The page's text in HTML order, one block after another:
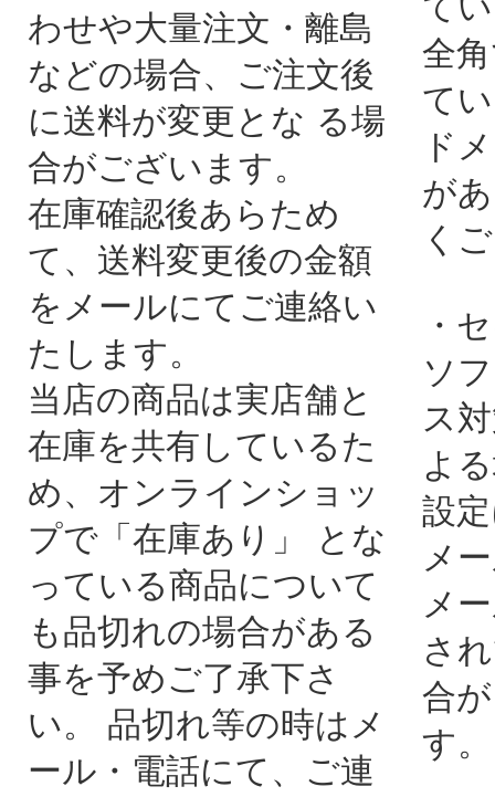
わせや大量注文・離島
などの場合、ご注文後
に送料が変更とな る場
合がございます。
在庫確認後あらため
て、送料変更後の金額
をメールにてご連絡い
たします。
当店の商品は実店舗と
在庫を共有しているた
め、オンラインショッ
プで「在庫あり」 とな
っている商品について
も品切れの場合がある
事を予めご了承下さ
い。 品切れ等の時はメ
ール・電話にて、ご連
全
て
ド
が
く
・
ソ
ス
よ
設
メ
メ
さ
合
す。